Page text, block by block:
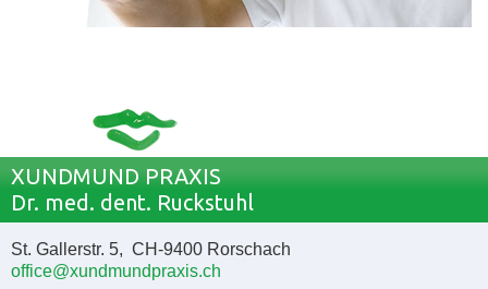
XUNDMUND PRAXIS
Dr. med. dent. Ruckstuhl
St. Gallerstr. 5, CH-9400 Rorschach
office@xundmundpraxis.ch